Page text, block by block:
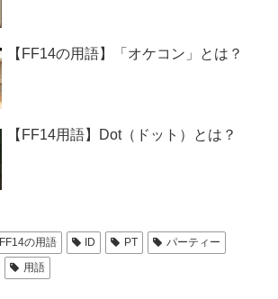
【FF14の用語】「オケコン」とは？
【FF14用語】Dot（ドット）とは？
FF14の用語 ID PT
パーティー
用語